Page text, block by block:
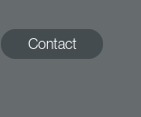
Contact